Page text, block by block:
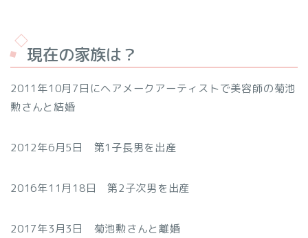
現在の家族は？
2011年10月7日にヘアメークアーティストで美容師の菊池
勲さんと結婚
2012年6月5日 第1子長男を出産
2016年11月18日 第2子次男を出産
2017年3月3日 菊池勲さんと離婚